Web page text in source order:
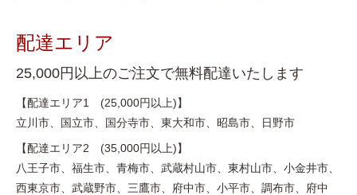
配達エリア
25,000円以上のご注文で無料配達いたします
【配達エリア1 (25,000円以上)】
立川市、国立市、国分寺市、東大和市、昭島市、日野市
【配達エリア2 (35,000円以上)】
八王子市、福生市、青梅市、武蔵村山市、東村山市、小金井市、
西東京市、武蔵野市、三鷹市、府中市、小平市、調布市、府中